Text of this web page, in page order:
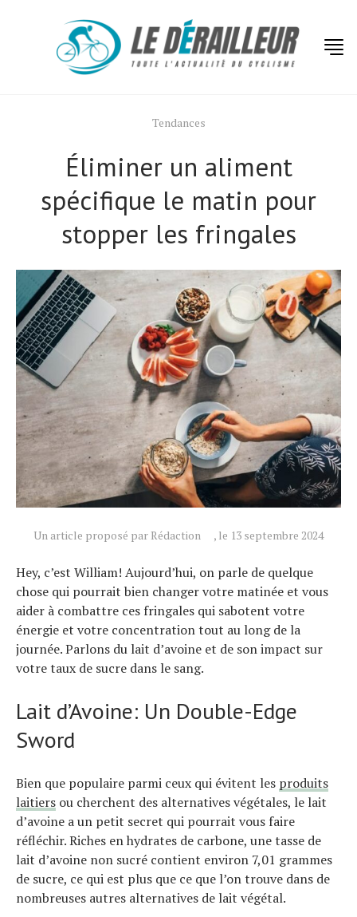
Tendances
Éliminer un aliment
spécifique le matin pour
stopper les fringales
Un article proposé par Rédaction , le 13 septembre 2024
Hey, c’est William! Aujourd’hui, on parle de quelque
chose qui pourrait bien changer votre matinée et vous
aider à combattre ces fringales qui sabotent votre
énergie et votre concentration tout au long de la
journée. Parlons du lait d’avoine et de son impact sur
votre taux de sucre dans le sang.
Lait d’Avoine: Un Double-Edge
Sword
Bien que populaire parmi ceux qui évitent les produits
laitiers ou cherchent des alternatives végétales, le lait
d’avoine a un petit secret qui pourrait vous faire
réfléchir. Riches en hydrates de carbone, une tasse de
lait d’avoine non sucré contient environ 7,01 grammes
de sucre, ce qui est plus que ce que l’on trouve dans de
nombreuses autres alternatives de lait végétal.
Actualités
Technologies
Tests de produits
Tous nos articles
À propos